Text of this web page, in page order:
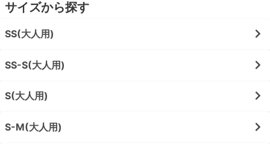
サイズから探す
SS(大人用)
SS-S(大人用)
S(大人用)
S-M(大人用)